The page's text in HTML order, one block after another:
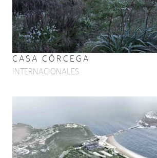
CASA CÓRCEGA
INTERNACIONALES